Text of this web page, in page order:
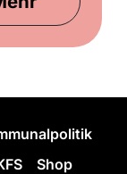
Shop